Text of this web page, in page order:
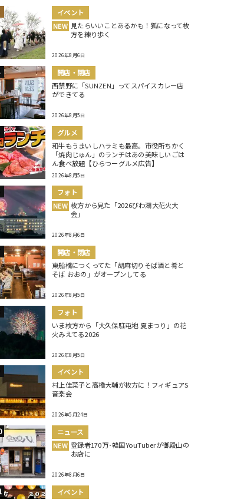
イベント
NEW 見たらいいことあるかも！狐になって枚
方を練り歩く
2026年8月6日
開店・閉店
西禁野に「SUNZEN」ってスパイスカレー店
ができてる
2026年8月5日
グルメ
和牛もうまいしハラミも最高。市役所ちかく
「焼肉じゅん」のランチはあの美味しいごは
ん食べ放題【ひらつーグルメ広告】
2026年8月5日
フォト
NEW 枚方から見た「2026びわ湖大花火大
会」
2026年8月6日
開店・閉店
東船橋につくってた「胡麻切りそば酒と肴と
そば おおの」がオープンしてる
2026年8月5日
フォト
いま枚方から「大久保駐屯地 夏まつり」の花
火みえてる2026
2026年8月5日
イベント
村上佳菜子と高橋大輔が枚方に！フィギュアS
音楽会
2026年5月24日
ニュース
NEW 登録者170万･韓国YouTuberが御殿山の
お店に
2026年8月6日
イベント